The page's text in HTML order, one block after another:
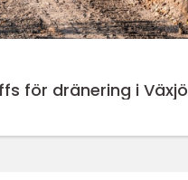
för dränering i Växjö